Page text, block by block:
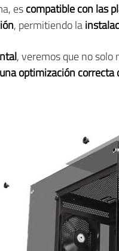
escompatible con las
, permitiendo la
, veremos que no solo
optimización